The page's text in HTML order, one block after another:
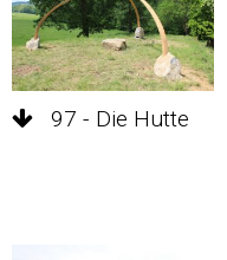
97 - Die Hutte